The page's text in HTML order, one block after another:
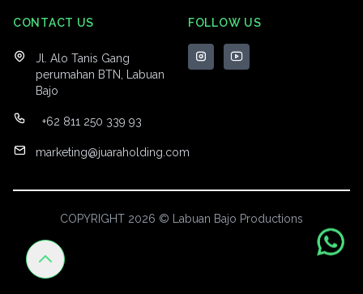
CONTACT US
Jl. Alo Tanis Gang
perumahan BTN, Labuan
Bajo
+62 811 250 339 93
marketing@juaraholding.com
FOLLOW US
COPYRIGHT 2026 © Labuan Bajo Productions